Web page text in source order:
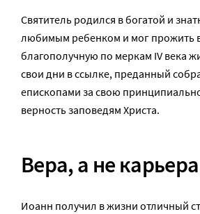
Святитель родился в богатой и
любимым ребенком и мог прожить
благополучную по меркам IV века
свои дни в ccылке, преданный
епископами за свою
верность заповедям Христа.
Вера, а не карьера
Иоанн получил в жизни отличный